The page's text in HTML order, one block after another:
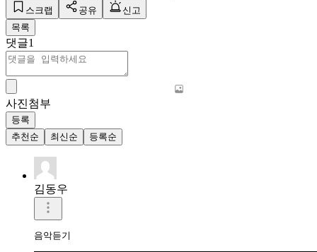
스크랩 공유
신고
목록
댓글1
사진첨부
등록
추천순
최신순 등록순
김동우
음악듣기